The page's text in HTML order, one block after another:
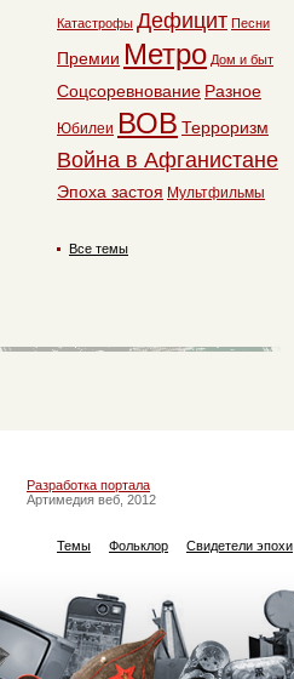
Катастрофы Дефицит Песни
Премии Метро Дом и быт
Соцсоревнование Разное
Юбилеи ВОВ Терроризм
Война в Афганистане
Эпоха застоя Мультфильмы
Все темы
Разработка портала
Артимедия веб, 2012
Темы Фольклор Свидетели эпохи